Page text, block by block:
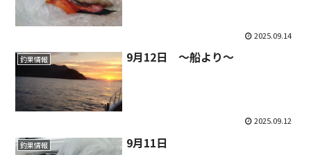
2025.09.14
釣果情報 9月12日 ～船より～
2025.09.12
釣果情報 9月11日